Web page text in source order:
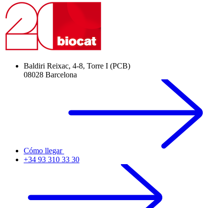
Baldiri Reixac, 4-8, Torre I (PCB)
08028 Barcelona
Cómo llegar
+34 93 310 33 30